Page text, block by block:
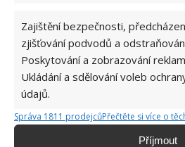
Zajištění bezpečnosti,
zjišťování podvodů a
Poskytování a zobrazování
Ukládání a sdělování voleb
údajů.
Správa 1811 prodejcůPřečtěte si více o
Příjmout
Jiří Kolář
Absolvent
velkým